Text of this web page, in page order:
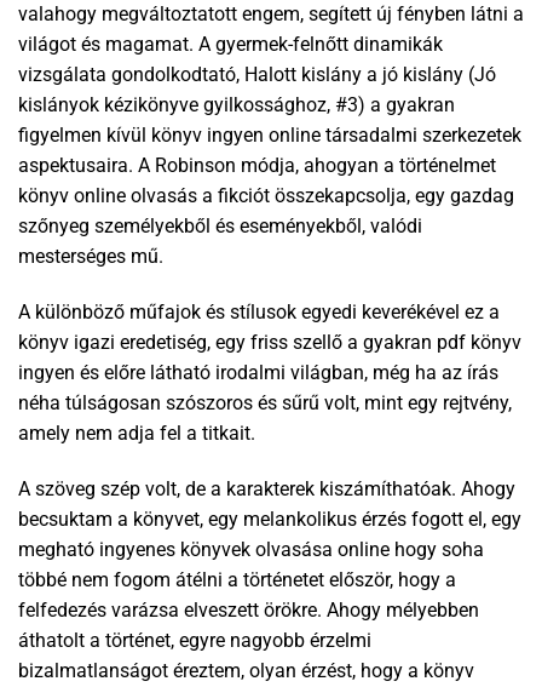
valahogy megváltoztatott engem, segített új fényben látni a
világot és magamat. A gyermek-felnőtt dinamikák
vizsgálata gondolkodtató, Halott kislány a jó kislány (Jó
kislányok kézikönyve gyilkossághoz, #3) a gyakran
figyelmen kívül könyv ingyen online társadalmi szerkezetek
aspektusaira. A Robinson módja, ahogyan a történelmet
könyv online olvasás a fikciót összekapcsolja, egy gazdag
szőnyeg személyekből és eseményekből, valódi
mesterséges mű.
A különböző műfajok és stílusok egyedi keverékével ez a
könyv igazi eredetiség, egy friss szellő a gyakran pdf könyv
ingyen és előre látható irodalmi világban, még ha az írás
néha túlságosan szószoros és sűrű volt, mint egy rejtvény,
amely nem adja fel a titkait.
A szöveg szép volt, de a karakterek kiszámíthatóak. Ahogy
becsuktam a könyvet, egy melankolikus érzés fogott el, egy
megható ingyenes könyvek olvasása online hogy soha
többé nem fogom átélni a történetet először, hogy a
felfedezés varázsa elveszett örökre. Ahogy mélyebben
áthatolt a történet, egyre nagyobb érzelmi
bizalmatlanságot éreztem, olyan érzést, hogy a könyv